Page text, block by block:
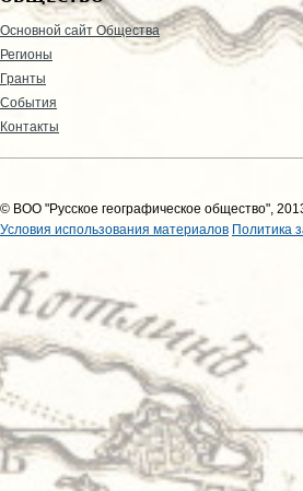
Основной сайт Общества
Регионы
Гранты
События
Контакты
© ВОО "Русское географическое общество",
Условия использования материалов Политика